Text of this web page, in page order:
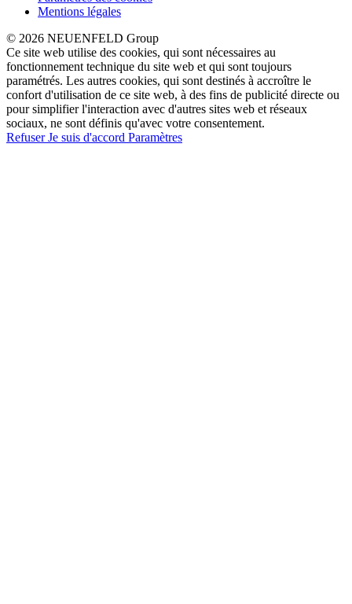
Mentions légales
© 2026 NEUENFELD Group
Ce site web utilise des cookies, qui sont nécessaires au
fonctionnement technique du site web et qui sont toujours
paramétrés. Les autres cookies, qui sont destinés à accroître le
confort d'utilisation de ce site web, à des fins de publicité directe ou
pour simplifier l'interaction avec d'autres sites web et réseaux
sociaux, ne sont définis qu'avec votre consentement.
RefuserJe suis d'accord Paramètres